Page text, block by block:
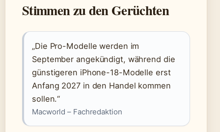
Stimmen zu den Gerüchten
„Die Pro-Modelle werden im
September angekündigt, während die
günstigeren iPhone-18-Modelle erst
Anfang 2027 in den Handel kommen
sollen.“
Macworld – Fachredaktion